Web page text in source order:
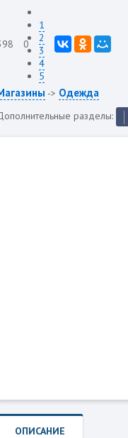
0
1
2
3
4
5
-> Одежда
разделы:
ОПИСАНИЕ